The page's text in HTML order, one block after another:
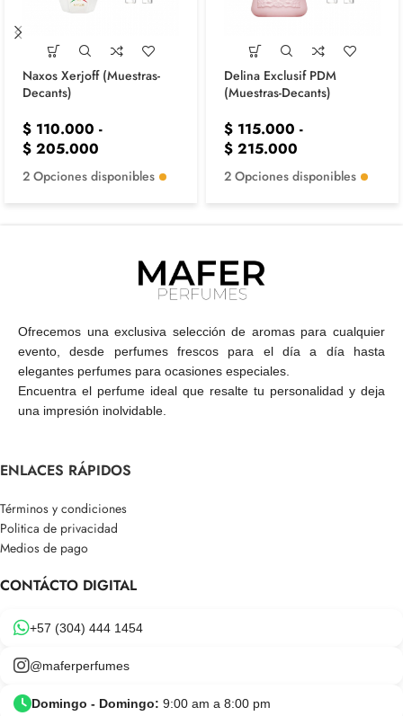
Naxos Xerjoff (Muestras-
Decants)
$ 110.000 -
$ 205.000
2 Opciones disponibles
Delina Exclusif PDM
(Muestras-Decants)
$ 115.000 -
$ 215.000
2 Opciones disponibles
Ofrecemos una exclusiva selección de aromas para cualquier
evento, desde perfumes frescos para el día a día hasta
elegantes perfumes para ocasiones especiales.
Encuentra el perfume ideal que resalte tu personalidad y deja
una impresión inolvidable.
ENLACES RÁPIDOS
Términos y condiciones
Politica de privacidad
Medios de pago
CONTÁCTO DIGITAL
+57 (304) 444 1454
@maferperfumes
Domingo - Domingo: 9:00 am a 8:00 pm